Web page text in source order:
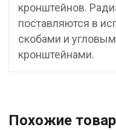
кронштейнов.
поставляются в
скобами и
кронштейнами.
Похожие